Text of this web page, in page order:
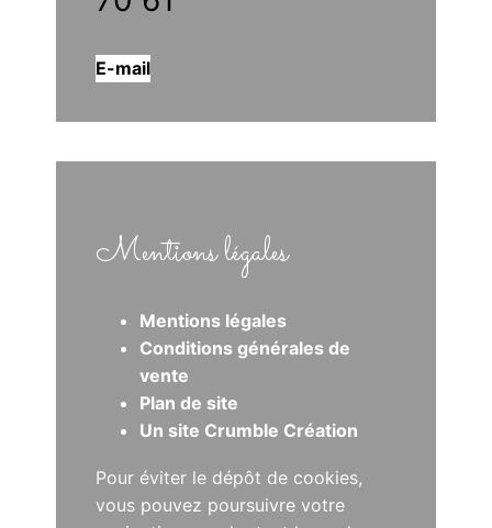
E-mail
Mentions légales
Mentions légales
Conditions générales de
vente
Plan de site
Un site Crumble Création
Pour éviter le dépôt de cookies,
vous pouvez poursuivre votre